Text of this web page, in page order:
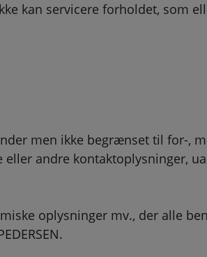
kan servicere forholdet, som
men ikke begrænset til for-,
andre kontaktoplysninger,
oplysninger mv., der alle